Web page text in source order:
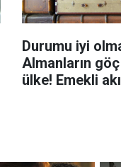
Durumu iyi
Almanların
ülke! Emekli